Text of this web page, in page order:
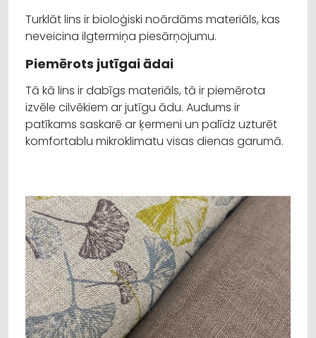
Turklāt lins ir bioloģiski noārdāms materiāls, kas
neveicina ilgtermiņa piesārņojumu.
Piemērots jutīgai ādai
Tā kā lins ir dabīgs materiāls, tā ir piemērota
izvēle cilvēkiem ar jutīgu ādu. Audums ir
patīkams saskarē ar ķermeni un palīdz uzturēt
komfortablu mikroklimatu visas dienas garumā.